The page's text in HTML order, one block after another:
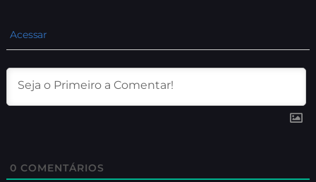
Acessar
0 COMENTÁRIOS